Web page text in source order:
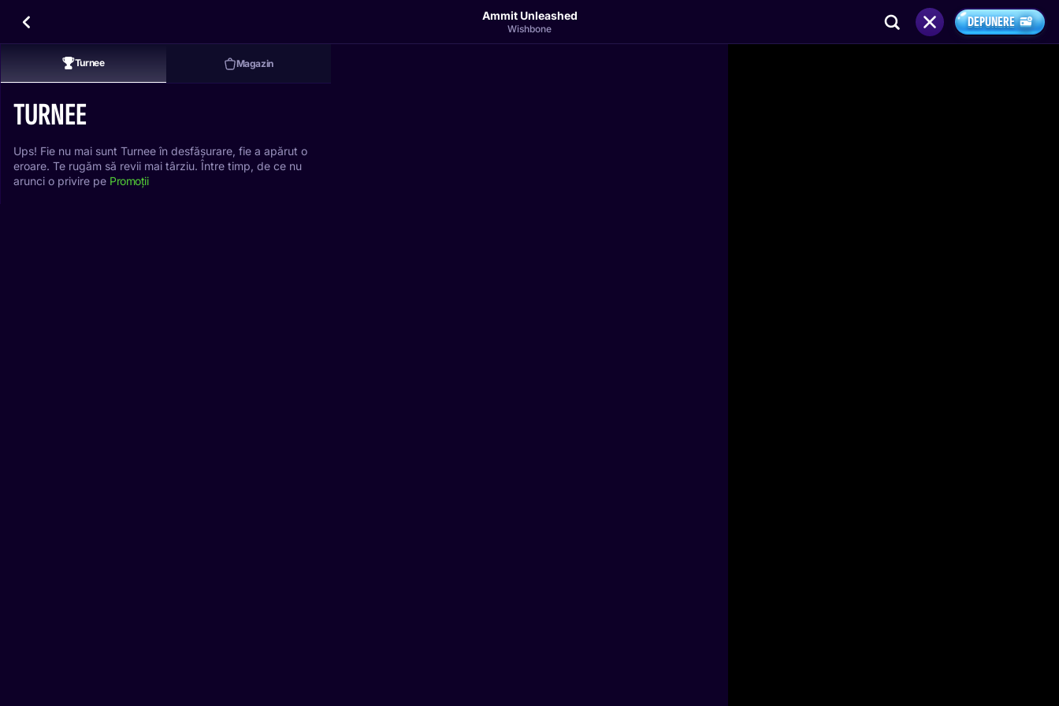
Ammit Unleashed
Wishbone DEPUNERE
Turnee Magazin
TURNEE
Ups! Fie nu mai sunt Turnee în desfășurare, fie a apărut o
eroare. Te rugăm să revii mai târziu. Între timp, de ce nu
arunci o privire pe Promoții